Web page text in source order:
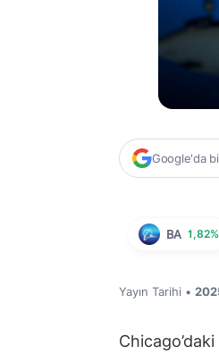
Google'da
BA 1,82%
Yayın Tarihi •